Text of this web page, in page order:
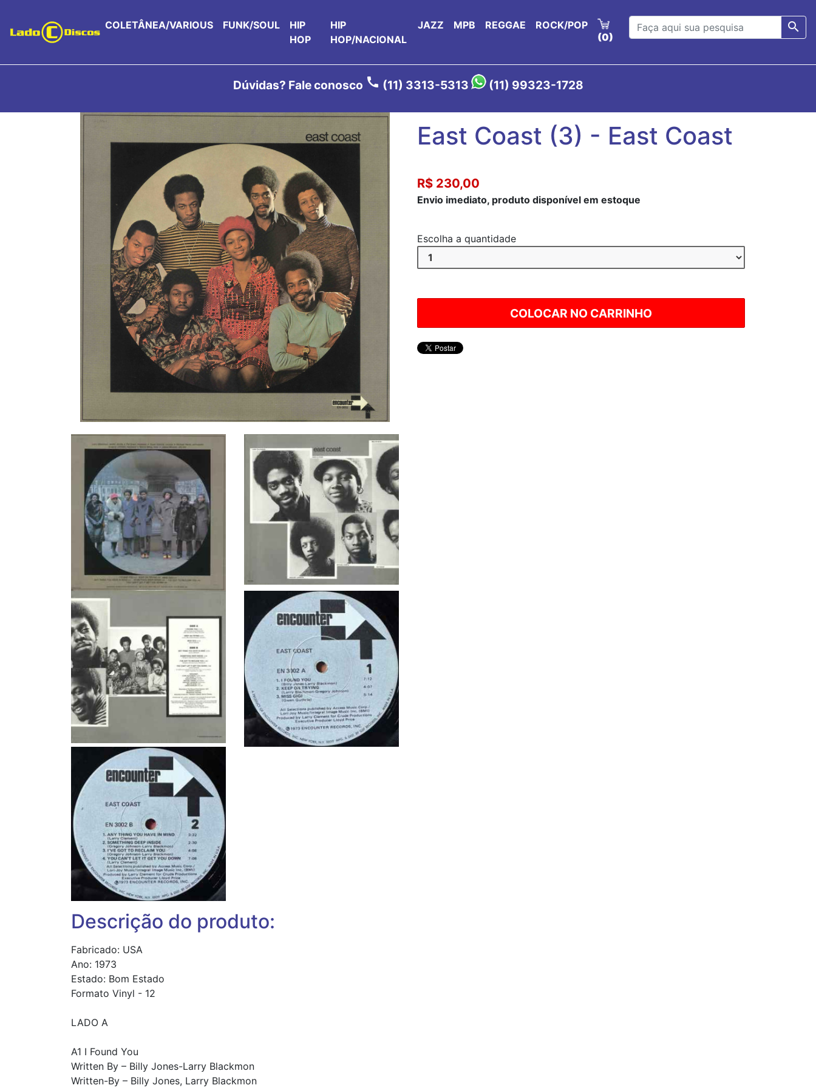
COLETÂNEA/VARIOUS FUNK/SOUL
HIP
HOP
HIP
HOP/NACIONAL
JAZZ MPB REGGAE
ROCK/POP
(0)
search
Dúvidas? Fale conosco call (11) 3313-5313 (11) 99323-1728
East Coast (3) - East Coast
R$ 230,00
Envio imediato, produto disponível em estoque
Escolha a quantidade
Descrição do produto:
Fabricado: USA
Ano: 1973
Estado: Bom Estado
Formato Vinyl - 12
LADO A
A1 I Found You
Written By – Billy Jones-Larry Blackmon
Written-By – Billy Jones, Larry Blackmon